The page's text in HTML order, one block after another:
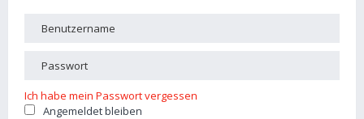
Ich habe mein Passwort vergessen
Angemeldet bleiben